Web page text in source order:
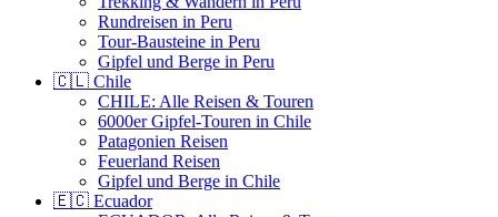
Rundreisen in Peru
Tour-Bausteine in Peru
Gipfel und Berge in Peru
🇨🇱 Chile
CHILE: Alle Reisen & Touren
6000er Gipfel-Touren in Chile
Patagonien Reisen
Feuerland Reisen
Gipfel und Berge in Chile
🇪🇨 Ecuador